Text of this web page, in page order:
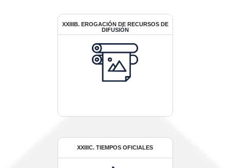
XXIIIB. EROGACIÓN DE RECURSOS DE
DIFUSIÓN
XXIIIC. TIEMPOS OFICIALES